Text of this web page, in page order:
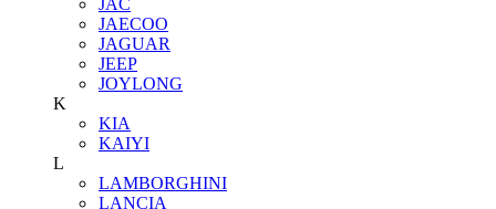
JAECOO
JAGUAR
JEEP
JOYLONG
K
KIA
KAIYI
L
LAMBORGHINI
LANCIA